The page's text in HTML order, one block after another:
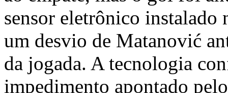
sensor eletrônico instalado
um desvio de Matanović
da jogada. A tecnologia
impedimento apontado